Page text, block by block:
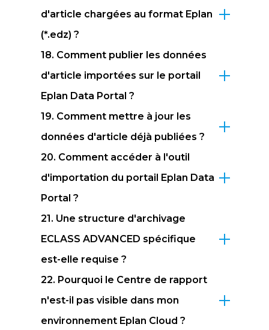
d'article chargées au format Eplan
(*.edz) ?
18. Comment publier les données
d'article importées sur le portail
Eplan Data Portal ?
19. Comment mettre à jour les
données d'article déjà publiées ?
20. Comment accéder à l'outil
d'importation du portail Eplan Data
Portal ?
21. Une structure d'archivage
ECLASS ADVANCED spécifique
est-elle requise ?
22. Pourquoi le Centre de rapport
n'est-il pas visible dans mon
environnement Eplan Cloud ?